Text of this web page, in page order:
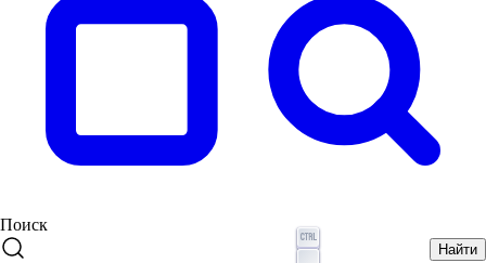
Поиск
Найти